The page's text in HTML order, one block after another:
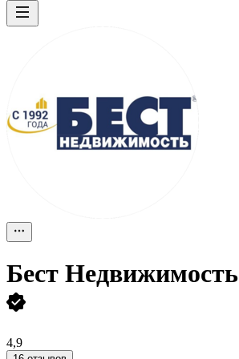
Бест Недвижимость
4,9